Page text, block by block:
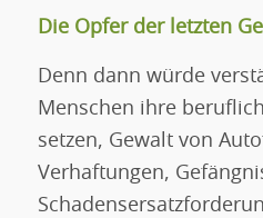
Die Opfer der letzten
Denn dann würde
Menschen ihre
setzen, Gewalt von
Verhaftungen,